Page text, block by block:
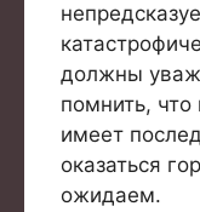
должны
помнить,
имеет
оказаться
ожидаем.